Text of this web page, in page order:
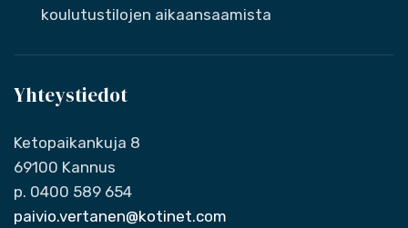
koulutustilojen aikaansaamista
Yhteystiedot
Ketopaikankuja 8
69100 Kannus
p. 0400 589 654
paivio.vertanen@kotinet.com